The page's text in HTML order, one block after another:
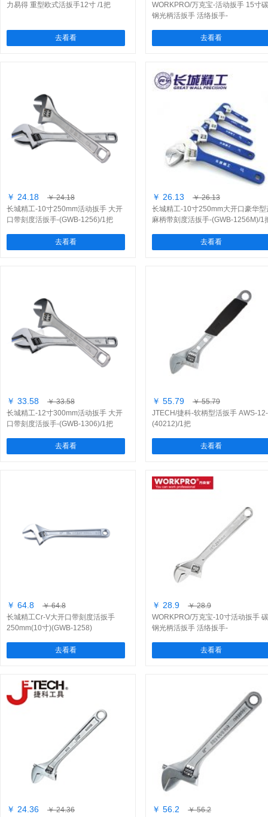
力易得 重型欧式活扳手12寸 /1把
去看看
WORKPRO/万克宝-活动扳手 15寸碳
钢光柄活扳手 活络扳手-
去看看
￥ 24.18
￥ 24.18
长城精工-10寸250mm活动扳手 大开
口带刻度活扳手-(GWB-1256)/1把
去看看
￥ 26.13
￥ 26.13
长城精工-10寸250mm大开口豪华型
麻柄带刻度活扳手-(GWB-1256M)/1
去看看
￥ 33.58
￥ 33.58
长城精工-12寸300mm活动扳手 大开
口带刻度活扳手-(GWB-1306)/1把
去看看
￥ 55.79
￥ 55.79
JTECH/捷科-软柄型活扳手 AWS-12-
(40212)/1把
去看看
￥ 64.8
￥ 64.8
长城精工Cr-V大开口带刻度活扳手
250mm(10寸)(GWB-1258)
去看看
￥ 28.9
￥ 28.9
WORKPRO/万克宝-10寸活动扳手 碳
钢光柄活扳手 活络扳手-
去看看
￥ 24.36 ￥ 24.36 ￥ 56.2 ￥ 56.2